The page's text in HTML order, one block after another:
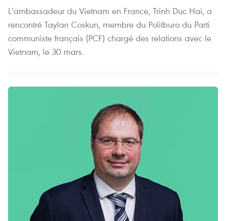
L’ambassadeur du Vietnam en France, Trinh Duc Hai, a
rencontré Taylan Coskun, membre du Politburo du Parti
communiste français (PCF) chargé des relations avec le
Vietnam, le 30 mars.